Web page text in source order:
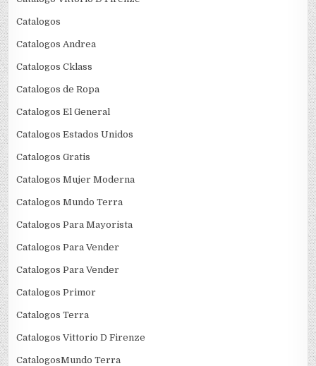
Catalogos
Catalogos Andrea
Catalogos Cklass
Catalogos de Ropa
Catalogos El General
Catalogos Estados Unidos
Catalogos Gratis
Catalogos Mujer Moderna
Catalogos Mundo Terra
Catalogos Para Mayorista
Catalogos Para Vender
Catalogos Para Vender
Catalogos Primor
Catalogos Terra
Catalogos Vittorio D Firenze
CatalogosMundo Terra